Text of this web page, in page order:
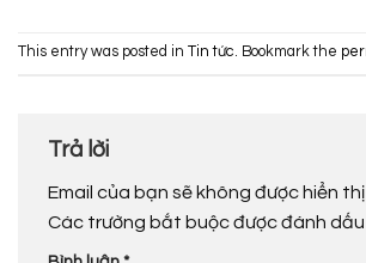
This entry was posted in Tin tức. Bookmark the
Trả lời
Email của bạn sẽ không được hiển thị
Các trường bắt buộc được đánh dấu